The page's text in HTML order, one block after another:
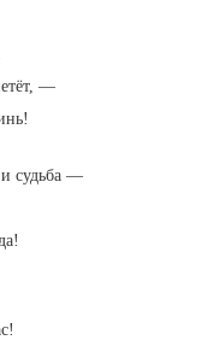
—
судьба —